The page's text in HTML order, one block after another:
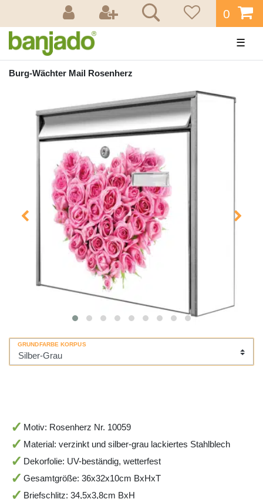
0
☰
Burg-Wächter Mail Rosenherz
GRUNDFARBE KORPUS
Motiv: Rosenherz Nr. 10059
Material: verzinkt und silber-grau lackiertes Stahlblech
Dekorfolie: UV-beständig, wetterfest
Gesamtgröße: 36x32x10cm BxHxT
Briefschlitz: 34,5x3,8cm BxH